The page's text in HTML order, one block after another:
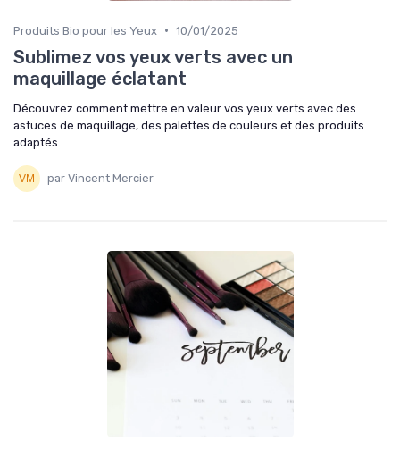
Produits Bio pour les Yeux • 10/01/2025
Sublimez vos yeux verts avec un
maquillage éclatant
Découvrez comment mettre en valeur vos yeux verts avec des
astuces de maquillage, des palettes de couleurs et des produits
adaptés.
par Vincent Mercier